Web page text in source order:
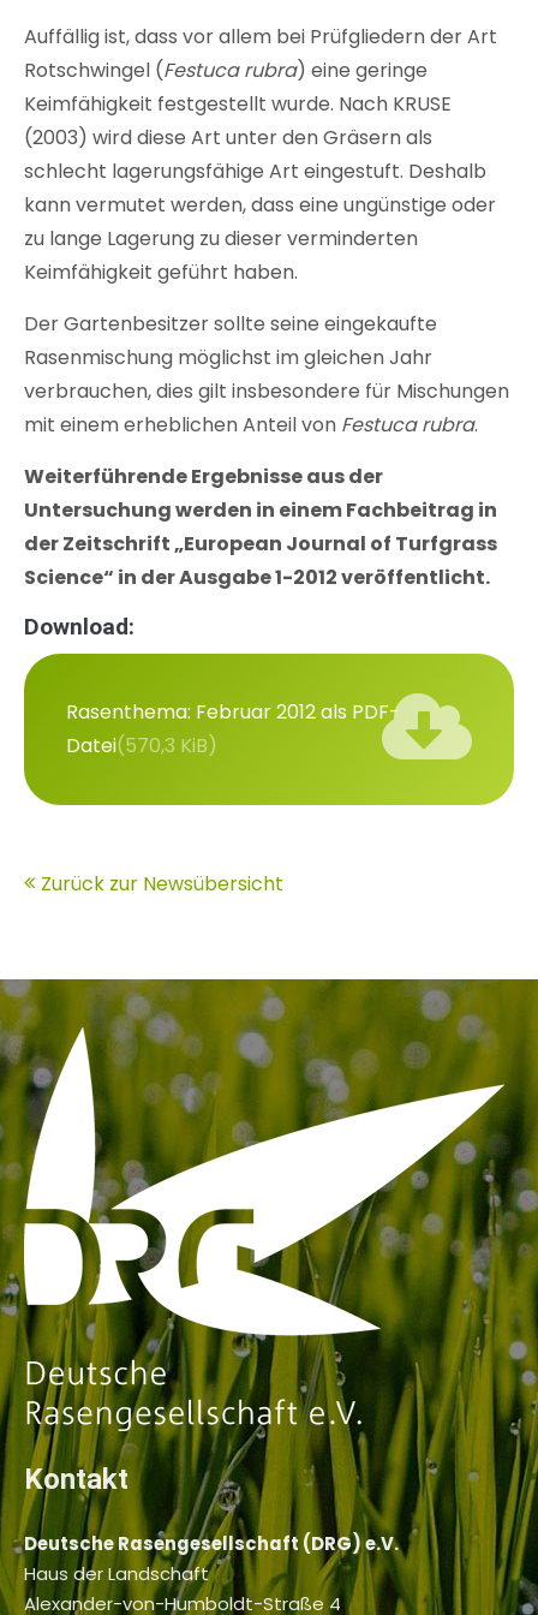
Auffällig ist, dass vor allem bei Prüfgliedern der Art
Rotschwingel (Festuca rubra) eine geringe
Keimfähigkeit festgestellt wurde. Nach KRUSE
(2003) wird diese Art unter den Gräsern als
schlecht lagerungsfähige Art eingestuft. Deshalb
kann vermutet werden, dass eine ungünstige oder
zu lange Lagerung zu dieser verminderten
Keimfähigkeit geführt haben.
Der Gartenbesitzer sollte seine eingekaufte
Rasenmischung möglichst im gleichen Jahr
verbrauchen, dies gilt insbesondere für Mischungen
mit einem erheblichen Anteil von Festuca rubra.
Weiterführende Ergebnisse aus der
Untersuchung werden in einem Fachbeitrag in
der Zeitschrift „European Journal of Turfgrass
Science“ in der Ausgabe 1-2012 veröffentlicht.
Download:
Rasenthema: Februar 2012 als PDF-
Datei(570,3 KiB)
Zurück zur Newsübersicht
Kontakt
Deutsche Rasengesellschaft (DRG) e.V.
Haus der Landschaft
Alexander-von-Humboldt-Straße 4